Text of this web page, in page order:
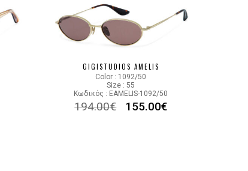
GIGISTUDIOS AMELIS
Color : 1092/50
Size : 55
Κωδικός : EAMELIS-1092/50
194.00€ 155.00€